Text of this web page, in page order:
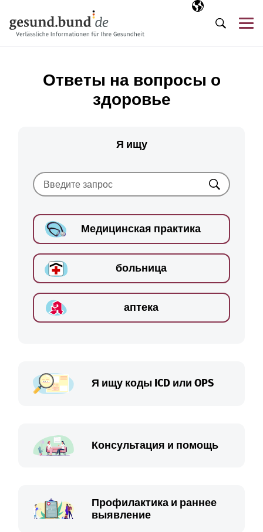
Выбранный
RU
Поиск
Ответы на вопросы о
здоровье
Я ищу
Искать
Медицинская практика
больница
аптека
Я ищу коды ICD или OPS
Консультация и помощь
Профилактика и раннее
выявление